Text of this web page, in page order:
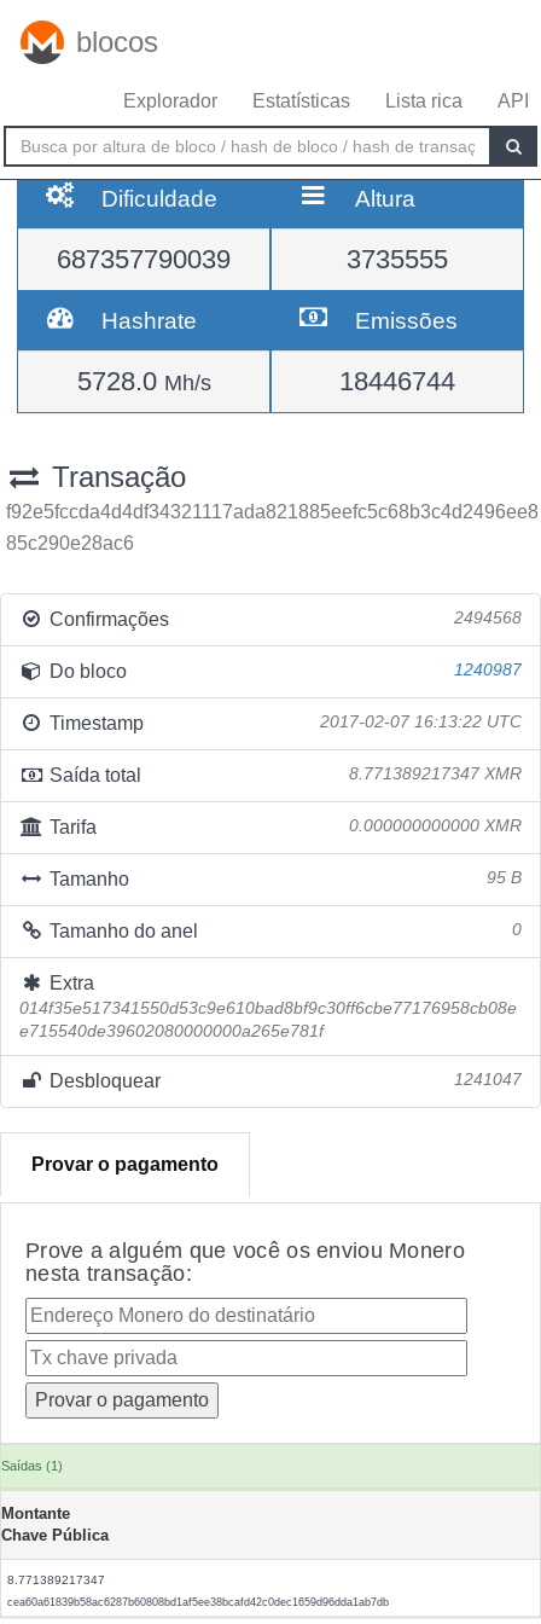
blocos
Explorador Estatísticas Lista rica API
Dificuldade
687357790039
Altura
3735555
Hashrate
5728.0 Mh/s
Emissões
18446744
Transação
f92e5fccda4d4df34321117ada821885eefc5c68b3c4d2496ee8
85c290e28ac6
Confirmações 2494568
Do bloco 1240987
Timestamp 2017-02-07 16:13:22 UTC
Saída total 8.771389217347 XMR
Tarifa 0.000000000000 XMR
Tamanho 95 B
Tamanho do anel 0
Extra
014f35e517341550d53c9e610bad8bf9c30ff6cbe77176958cb08e
e715540de39602080000000a265e781f
Desbloquear 1241047
Provar o pagamento
Prove a alguém que você os enviou Monero
nesta transação:
Saídas (1)
Montante
Chave Pública
8.771389217347
cea60a61839b58ac6287b60808bd1af5ee38bcafd42c0dec1659d96dda1ab7db